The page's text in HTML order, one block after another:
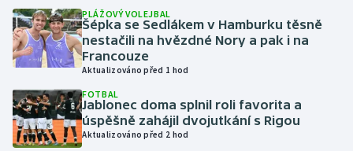
Jezdectví
Judo
Lezení
PLÁŽOVÝ VOLEJBAL
Šépka se Sedlákem v Hamburku těsně
nestačili na hvězdné Nory a pak i na
Francouze
Aktualizováno před 1 hod
FOTBAL
Jablonec doma splnil roli favorita a
úspěšně zahájil dvojutkání s Rigou
Aktualizováno před 2 hod